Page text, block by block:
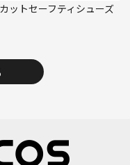
ットセーフティシューズ